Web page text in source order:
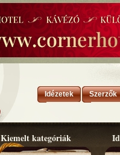
Idézetek Szerzők
Kiemelt kategóriák